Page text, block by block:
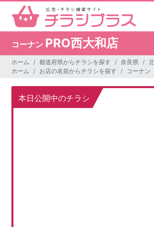
コーナン PRO西大和店
ホーム 都道府県からチラシを探す 奈良県
ホーム
お店の名前からチラシを探す コーナン
本日公開中のチラシ